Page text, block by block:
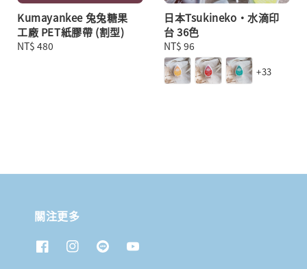
Kumayankee 兔兔糖果
工廠 PET紙膠帶 (割型)
Regular
NT$ 480
日本Tsukineko・水滴印
台 36色
Regular
price
NT$ 96
+33
關注更多